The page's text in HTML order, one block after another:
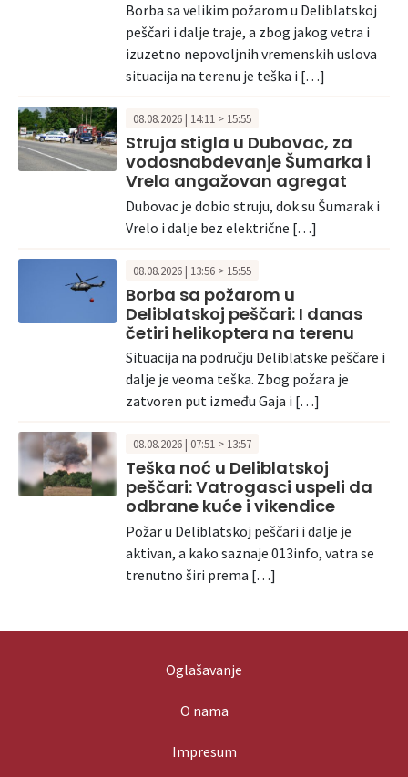
Borba sa velikim požarom u Deliblatskoj
peščari i dalje traje, a zbog jakog vetra i
izuzetno nepovoljnih vremenskih uslova
situacija na terenu je teška i […]
08.08.2026 | 14:11 > 15:55
Struja stigla u Dubovac, za
vodosnabdevanje Šumarka i
Vrela angažovan agregat
Dubovac je dobio struju, dok su Šumarak i
Vrelo i dalje bez električne […]
08.08.2026 | 13:56 > 15:55
Borba sa požarom u
Deliblatskoj peščari: I danas
četiri helikoptera na terenu
Situacija na području Deliblatske peščare i
dalje je veoma teška. Zbog požara je
zatvoren put između Gaja i […]
08.08.2026 | 07:51 > 13:57
Teška noć u Deliblatskoj
peščari: Vatrogasci uspeli da
odbrane kuće i vikendice
Požar u Deliblatskoj peščari i dalje je
aktivan, a kako saznaje 013info, vatra se
trenutno širi prema […]
Oglašavanje
O nama
Impresum